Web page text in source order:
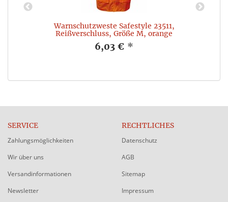
Warnschutzweste Safestyle 23511,
Reißverschluss, Größe M, orange
6,03 € *
SERVICE
Zahlungsmöglichkeiten
Wir über uns
Versandinformationen
Newsletter
RECHTLICHES
Datenschutz
AGB
Sitemap
Impressum